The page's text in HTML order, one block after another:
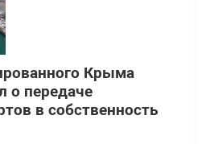
Крыма
о передаче
в собственность